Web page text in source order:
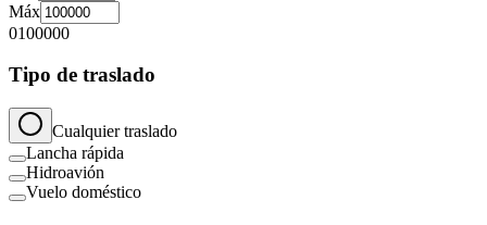
Máx
0100000
Tipo de traslado
Cualquier traslado
Lancha rápida
Hidroavión
Vuelo doméstico